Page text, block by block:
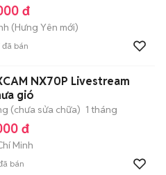
đ
(Hưng Yên mới)
đã bán
NX70P Livestream
gió
(chưa sửa chữa) 1 tháng
đ
Minh
bán